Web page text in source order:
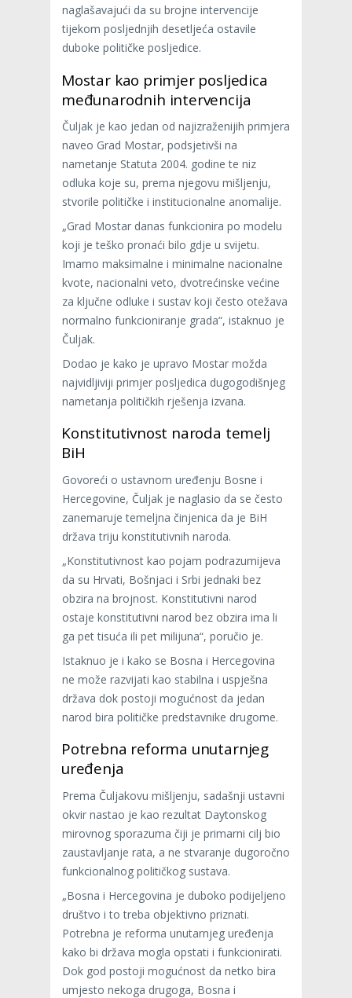
naglašavajući da su brojne intervencije
tijekom posljednjih desetljeća ostavile
duboke političke posljedice.
Mostar kao primjer posljedica
međunarodnih intervencija
Čuljak je kao jedan od najizraženijih primjera
naveo Grad Mostar, podsjetivši na
nametanje Statuta 2004. godine te niz
odluka koje su, prema njegovu mišljenju,
stvorile političke i institucionalne anomalije.
„Grad Mostar danas funkcionira po modelu
koji je teško pronaći bilo gdje u svijetu.
Imamo maksimalne i minimalne nacionalne
kvote, nacionalni veto, dvotrećinske većine
za ključne odluke i sustav koji često otežava
normalno funkcioniranje grada“, istaknuo je
Čuljak.
Dodao je kako je upravo Mostar možda
najvidljiviji primjer posljedica dugogodišnjeg
nametanja političkih rješenja izvana.
Konstitutivnost naroda temelj
BiH
Govoreći o ustavnom uređenju Bosne i
Hercegovine, Čuljak je naglasio da se često
zanemaruje temeljna činjenica da je BiH
država triju konstitutivnih naroda.
„Konstitutivnost kao pojam podrazumijeva
da su Hrvati, Bošnjaci i Srbi jednaki bez
obzira na brojnost. Konstitutivni narod
ostaje konstitutivni narod bez obzira ima li
ga pet tisuća ili pet milijuna“, poručio je.
Istaknuo je i kako se Bosna i Hercegovina
ne može razvijati kao stabilna i uspješna
država dok postoji mogućnost da jedan
narod bira političke predstavnike drugome.
Potrebna reforma unutarnjeg
uređenja
Prema Čuljakovu mišljenju, sadašnji ustavni
okvir nastao je kao rezultat Daytonskog
mirovnog sporazuma čiji je primarni cilj bio
zaustavljanje rata, a ne stvaranje dugoročno
funkcionalnog političkog sustava.
„Bosna i Hercegovina je duboko podijeljeno
društvo i to treba objektivno priznati.
Potrebna je reforma unutarnjeg uređenja
kako bi država mogla opstati i funkcionirati.
Dok god postoji mogućnost da netko bira
umjesto nekoga drugoga, Bosna i